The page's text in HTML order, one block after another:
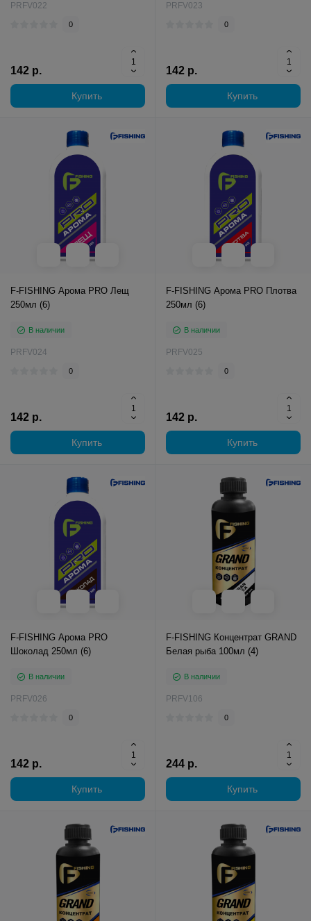
PRFV022
0
142 р.
Купить
PRFV023
0
142 р.
Купить
F-FISHING Арома PRO Лещ
250мл (6)
В наличии
PRFV024
0
142 р.
Купить
F-FISHING Арома PRO Плотва
250мл (6)
В наличии
PRFV025
0
142 р.
Купить
F-FISHING Арома PRO
Шоколад 250мл (6)
В наличии
PRFV026
0
142 р.
Купить
F-FISHING Концентрат GRAND
Белая рыба 100мл (4)
В наличии
PRFV106
0
244 р.
Купить